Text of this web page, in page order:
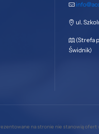
ul.
(Strefa
Świdnik)
na stronie nie stanowią ofert